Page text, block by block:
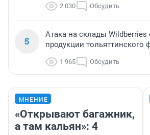
2 030 Обсудить
5
Атака на склады Wildberries
продукции тольяттинского
1 965 Обсудить
МНЕНИЕ
«Открывают багажник,
а там кальян»: 4